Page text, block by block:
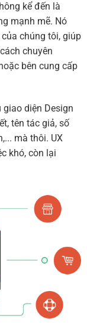
kể đến là
mạnh mẽ. Nó
chúng tôi, giúp
chuyên
bên cung cấp
giao diện Design
tên tác giả, số
mà thôi. UX
khó, còn lại